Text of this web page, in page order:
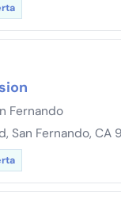
Fernando
San Fernando, CA